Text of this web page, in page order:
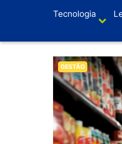
Tecnologia
GESTÃO